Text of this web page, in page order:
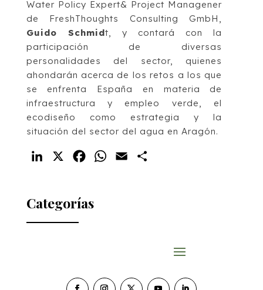
Water Policy Expert& Project Managener
de FreshThoughts Consulting GmbH,
Guido Schmidt, y contará con la
participación de diversas
personalidades del sector, quienes
ahondarán acerca de los retos a los que
se enfrenta España en materia de
infraestructura y empleo verde, el
ecodiseño como estrategia y la
situación del sector del agua en Aragón.
LinkedIn FacebookWhatsApp
Email
Categorías